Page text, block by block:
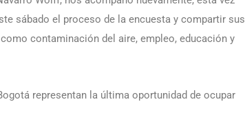
sábado el proceso de la encuesta y compartir sus
contaminación del aire, empleo, educación y
representan la última oportunidad de ocupar